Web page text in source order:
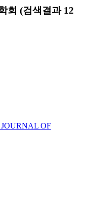
회 (검색결과 12
OF